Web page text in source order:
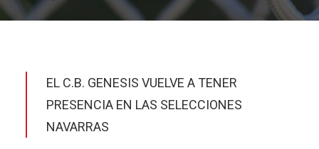
EL C.B. GENESIS VUELVE A TENER
PRESENCIA EN LAS SELECCIONES
NAVARRAS